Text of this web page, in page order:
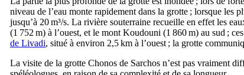
niveau de l’eau monte rapidement dans la grotte ; lorsque les
jusqu’à 20 m³/s. La rivière souterraine recueille en effet les
(1 752 m) à l’ouest, et le mont Koudouni (1 860 m) au sud ;
de Livadi, situé à environ 2,5 km à l’ouest ; la grotte
La visite de la grotte Chonos de Sarchos n’est pas vraiment